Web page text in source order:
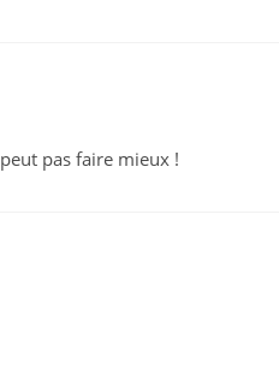
pas faire mieux !